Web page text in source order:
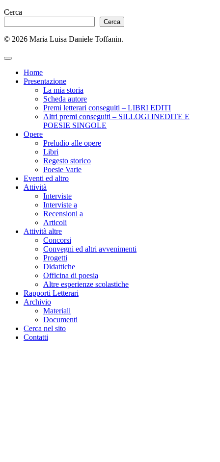
Cerca
Cerca
© 2026 Maria Luisa Daniele Toffanin.
Home
Presentazione
La mia storia
Scheda autore
Premi letterari conseguiti – LIBRI EDITI
Altri premi conseguiti – SILLOGI INEDITE E
POESIE SINGOLE
Opere
Preludio alle opere
Libri
Regesto storico
Poesie Varie
Eventi ed altro
Attività
Interviste
Interviste a
Recensioni a
Articoli
Attività altre
Concorsi
Convegni ed altri avvenimenti
Progetti
Didattiche
Officina di poesia
Altre esperienze scolastiche
Rapporti Letterari
Archivio
Materiali
Documenti
Cerca nel sito
Contatti